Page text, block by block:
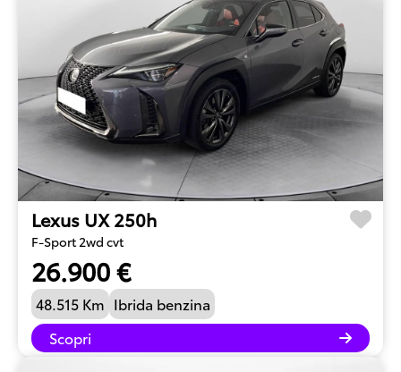
Lexus UX 250h
F-Sport 2wd cvt
26.900 €
48.515 Km Ibrida benzina
Scopri